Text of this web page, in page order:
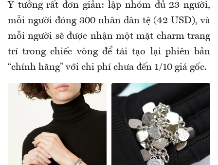
Ý tưởng rất đơn giản: lập nhóm đủ 23 người,
mỗi người đóng 300 nhân dân tệ (42 USD), và
mỗi người sẽ được nhận một mặt charm trang
trí trong chiếc vòng để tái tạo lại phiên bản
“chính hãng” với chi phí chưa đến 1/10 giá gốc.